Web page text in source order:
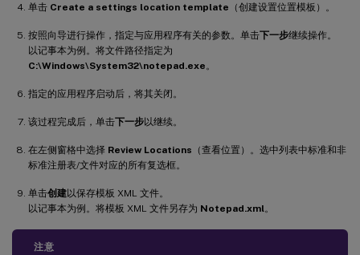
单击 Create a settings location template （创建设置位置模板）。
按照向导进行操作，指定与应用程序有关的参数。单击下一步继续操作。
以记事本为例。将文件路径指定为
C:\Windows\System32\notepad.exe 。
指定的应用程序启动后，将其关闭。
该过程完成后，单击下一步以继续。
在左侧窗格中选择 Review Locations （查看位置）。选中列表中标准和非
标准注册表/文件对应的所有复选框。
单击创建以保存模板 XML 文件。
以记事本为例。将模板 XML 文件另存为 Notepad.xml 。
注意